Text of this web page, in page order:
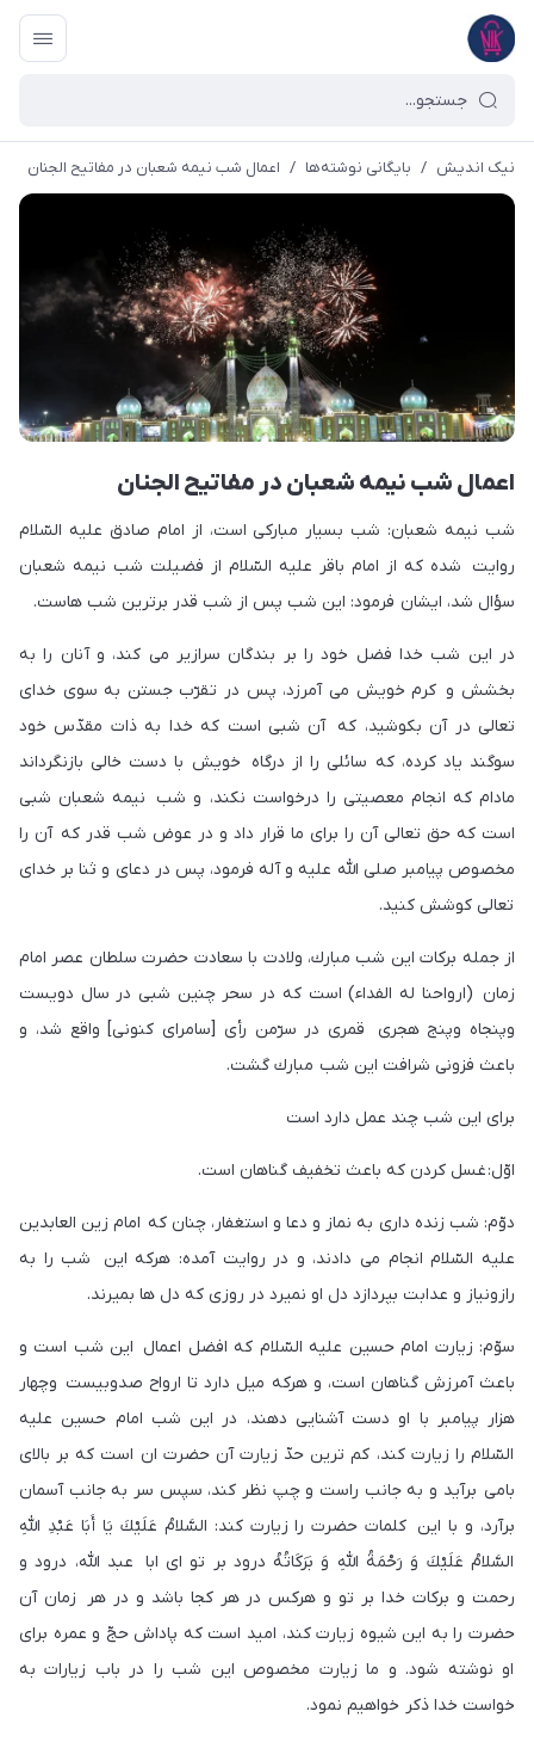
نیک اندیش / بایگانی نوشته‌ها / اعمال شب نیمه شعبان در مفاتیح الجنان
اعمال شب نیمه شعبان در مفاتیح الجنان
شب نيمه شعبان: شب بسيار مباركى است، از امام صادق عليه السّلام
روايت شده كه از امام باقر عليه السّلام از فضيلت شب نيمه شعبان
سؤال شد، ايشان فرمود: اين شب پس از شب قدر برترين شب هاست.
در اين شب خدا فضل خود را بر بندگان سرازير می كند، و آنان را به
بخشش و كرم خويش می آمرزد، پس در تقرّب جستن به سوى خداى
تعالى در آن بكوشيد، كه آن شبى است كه خدا به ذات مقدّس خود
سوگند ياد كرده، كه سائلى را از درگاه خويش با دست خالى بازنگرداند
مادام كه انجام معصيتى را درخواست نكند، و شب نيمه شعبان شبى
است كه حق تعالى آن را براى ما قرار داد و در عوض شب قدر كه آن را
مخصوص پيامبر صلى اللّه عليه و آله فرمود، پس در دعاى و ثنا بر خداى
تعالى كوشش كنيد.
از جمله بركات اين شب مبارك، ولادت با سعادت حضرت سلطان عصر امام
زمان (ارواحنا له الفداء) است كه در سحر چنين شبى در سال دويست
وپنجاه وپنج هجرى قمرى در سرّمن رأى [سامراى كنونى] واقع شد، و
باعث فزونی شرافت اين شب مبارك گشت.
براى اين شب چند عمل دارد است
اوّل: غسل كردن كه باعث تخفيف گناهان است.
دوّم: شب زنده دارى به نماز و دعا و استغفار، چنان كه امام زين العابدين
عليه السّلام انجام می دادند، و در روايت آمده: هركه اين شب را به
رازونياز و عدابت بپردازد دل او نميرد در روزى كه دل ها بميرند.
سوّم: زيارت امام حسين عليه السّلام كه افضل اعمال اين شب است و
باعث آمرزش گناهان است، و هركه ميل دارد تا ارواح صدوبيست وچهار
هزار پيامبر با او دست آشنايى دهند، در اين شب امام حسين عليه
السّلام را زيارت كند، كم ترين حدّ زيارت آن حضرت ان است كه بر بالاى
بامى برآيد و به جانب راست و چپ نظر كند، سپس سر به جانب آسمان
برآرد، و با اين كلمات حضرت را زيارت كند: السَّلامُ عَلَيْكَ يَا أَبَا عَبْدِ اللَّهِ
السَّلامُ عَلَيْكَ وَ رَحْمَةُ اللَّهِ وَ بَرَكَاتُهُ درود بر تو اى ابا عبد اللّه، درود و
رحمت و بركات خدا بر تو و هركس در هر كجا باشد و در هر زمان آن
حضرت را به اين شيوه زيارت كند، اميد است كه پاداش حجّ و عمره براى
او نوشته شود. و ما زيارت مخصوص اين شب را در باب زيارات به
خواست خدا ذكر خواهيم نمود.